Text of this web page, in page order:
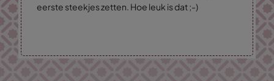
eerste steekjes zetten. Hoe leuk is dat ;-)